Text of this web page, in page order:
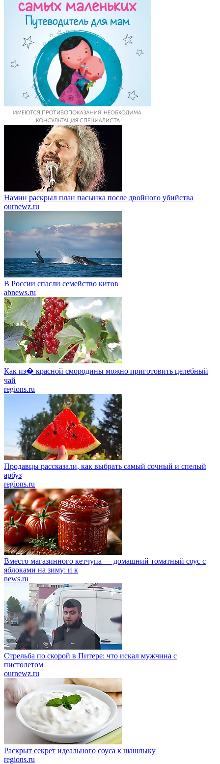
Намин раскрыл план пасынка после двойного убийства
ournewz.ru
В России спасли семейство китов
abnews.ru
Как из� красной смородины можно приготовить целебный
чай
regions.ru
Продавцы рассказали, как выбрать самый сочный и спелый
арбуз
regions.ru
Вместо магазинного кетчупа — домашний томатный соус с
яблоками на зиму: и к
news.ru
Стрельба по скорой в Питере: что искал мужчина с
пистолетом
ournewz.ru
Раскрыт секрет идеального соуса к шашлыку
regions.ru